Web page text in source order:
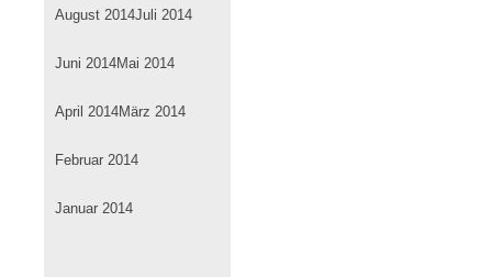
August 2014Juli 2014
Juni 2014Mai 2014
April 2014März 2014
Februar 2014
Januar 2014